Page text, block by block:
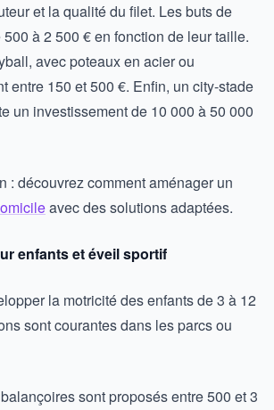
et la qualité du filet. Les buts de
à 2 500 € en fonction de leur taille.
avec poteaux en acier ou
entre 150 et 500 €. Enfin, un city-stade
un investissement de 10 000 à 50 000
: découvrez comment aménager un
avec des solutions adaptées.
enfants et éveil sportif
la motricité des enfants de 3 à 12
sont courantes dans les parcs ou
sont proposés entre 500 et 3